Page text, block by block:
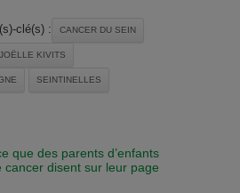
clé(s) : CANCER DU SEIN
JOËLLE KIVITS
SEINTINELLES
que des parents d’enfants
cancer disent sur leur page